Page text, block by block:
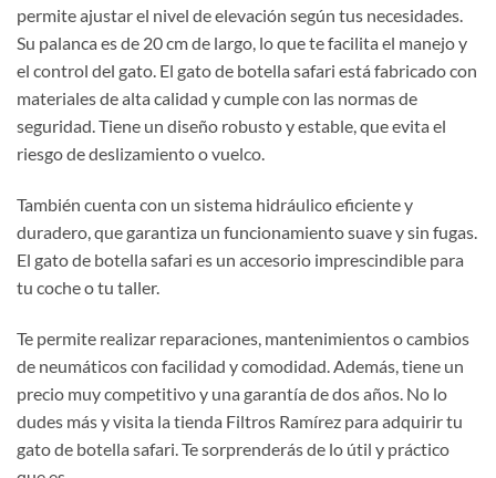
permite ajustar el nivel de elevación según tus necesidades.
Su palanca es de 20 cm de largo, lo que te facilita el manejo y
el control del gato. El gato de botella safari está fabricado con
materiales de alta calidad y cumple con las normas de
seguridad. Tiene un diseño robusto y estable, que evita el
riesgo de deslizamiento o vuelco.
También cuenta con un sistema hidráulico eficiente y
duradero, que garantiza un funcionamiento suave y sin fugas.
El gato de botella safari es un accesorio imprescindible para
tu coche o tu taller.
Te permite realizar reparaciones, mantenimientos o cambios
de neumáticos con facilidad y comodidad. Además, tiene un
precio muy competitivo y una garantía de dos años. No lo
dudes más y visita la tienda Filtros Ramírez para adquirir tu
gato de botella safari. Te sorprenderás de lo útil y práctico